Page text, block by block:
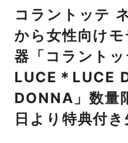
コラントッテ
から女性向け
器「コラント
LUCE＊LUCE
DONNA」数量
日より特典付